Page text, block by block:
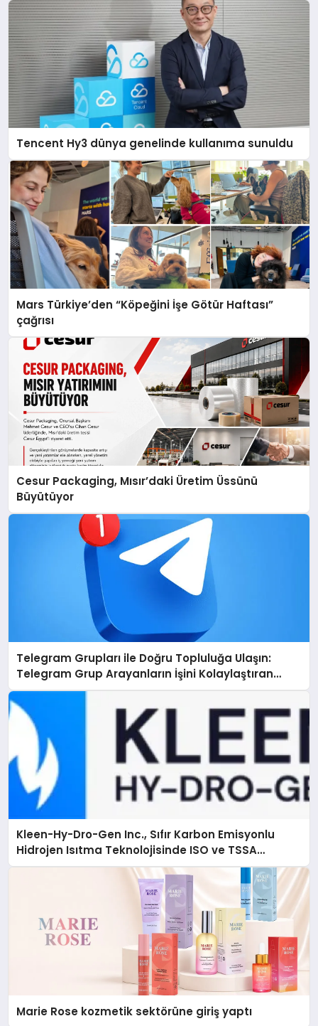
Tencent Hy3 dünya genelinde kullanıma sunuldu
Mars Türkiye’den “Köpeğini İşe Götür Haftası”
çağrısı
Cesur Packaging, Mısır’daki Üretim Üssünü
Büyütüyor
Telegram Grupları ile Doğru Topluluğa Ulaşın:
Telegram Grup Arayanların İşini Kolaylaştıran
Çözüm
Kleen-Hy-Dro-Gen Inc., Sıfır Karbon Emisyonlu
Hidrojen Isıtma Teknolojisinde ISO ve TSSA
Düzenleyici Onaylarını Aldı
Marie Rose kozmetik sektörüne giriş yaptı